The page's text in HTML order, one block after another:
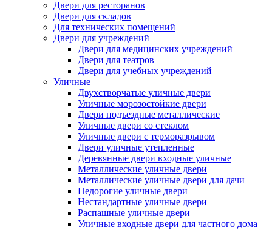
Двери для ресторанов
Двери для складов
Для технических помещений
Двери для учреждений
Двери для медицинских учреждений
Двери для театров
Двери для учебных учреждений
Уличные
Двухстворчатые уличные двери
Уличные морозостойкие двери
Двери подъездные металлические
Уличные двери со стеклом
Уличные двери с терморазрывом
Двери уличные утепленные
Деревянные двери входные уличные
Металлические уличные двери
Металлические уличные двери для дачи
Недорогие уличные двери
Нестандартные уличные двери
Распашные уличные двери
Уличные входные двери для частного дома